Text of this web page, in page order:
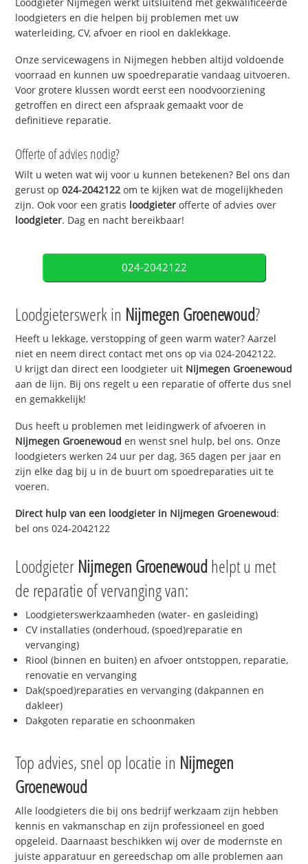
loodgieters en die helpen bij problemen met uw
waterleiding, CV, afvoer en riool en daklekkage.
Onze servicewagens in Nijmegen hebben altijd voldoende
voorraad en kunnen uw spoedreparatie vandaag uitvoeren.
Voor grotere klussen wordt eerst een noodvoorziening
getroffen en direct een afspraak gemaakt voor de
definitieve reparatie.
Offerte of advies nodig?
Wilt u weten wat wij voor u kunnen betekenen? Bel ons dan
gerust op024-2042122 om te kijken wat de mogelijkheden
zijn. Ook voor een gratis loodgieter offerte of advies over
loodgieter. Dag en nacht bereikbaar!
024-2042122
Loodgieterswerk in Nijmegen Groenewoud?
Heeft u lekkage, verstopping of geen warm water? Aarzel
niet en neem direct contact met ons op via 024-2042122.
U krijgt dan direct een loodgieter uit Nijmegen Groenewoud
aan de lijn. Bij ons regelt u een reparatie of offerte dus snel
en gemakkelijk!
Dus heeft u problemen met leidingwerk of afvoeren in
Nijmegen Groenewoud en wenst snel hulp, bel ons. Onze
loodgieters werken 24 uur per dag, 365 dagen per jaar en
zijn elke dag bij u in de buurt om spoedreparaties uit te
voeren.
Direct hulp van een loodgieter in Nijmegen Groenewoud:
bel ons 024-2042122
Loodgieter Nijmegen Groenewoudhelpt u met
de reparatie of vervanging van:
Loodgieterswerkzaamheden (water- en gasleiding)
CV installaties (onderhoud, (spoed)reparatie en
vervanging)
Riool (binnen en buiten) en afvoer ontstoppen, reparatie,
renovatie en vervanging
Dak(spoed)reparaties en vervanging (dakpannen en
dakleer)
Dakgoten reparatie en schoonmaken
Top advies, snel op locatie in Nijmegen
Groenewoud
Alle loodgieters die bij ons bedrijf werkzaam zijn hebben
kennis en vakmanschap en zijn professioneel en goed
opgeleid. Daarnaast beschikken wij over de modernste en
juiste apparatuur en gereedschap om alle problemen aan